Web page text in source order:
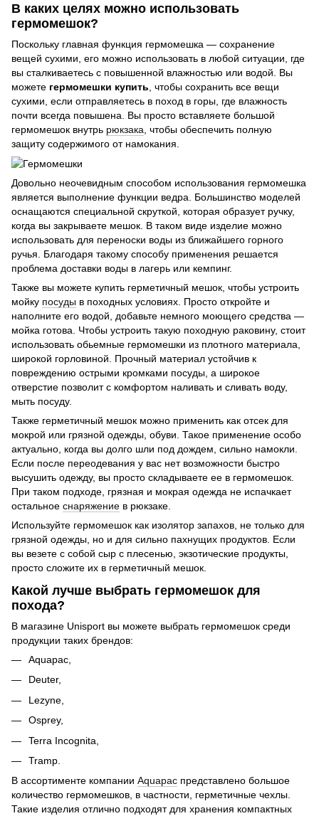
В каких целях можно использовать
гермомешок?
Поскольку главная функция гермомешка — сохранение
вещей сухими, его можно использовать в любой ситуации, где
вы сталкиваетесь с повышенной влажностью или водой. Вы
можете гермомешки купить , чтобы сохранить все вещи
сухими, если отправляетесь в поход в горы, где влажность
почти всегда повышена. Вы просто вставляете большой
гермомешок внутрь рюкзака , чтобы обеспечить полную
защиту содержимого от намокания.
Довольно неочевидным способом использования гермомешка
является выполнение функции ведра. Большинство моделей
оснащаются специальной скруткой, которая образует ручку,
когда вы закрываете мешок. В таком виде изделие можно
использовать для переноски воды из ближайшего горного
ручья. Благодаря такому способу применения решается
проблема доставки воды в лагерь или кемпинг.
Также вы можете купить герметичный мешок, чтобы устроить
мойку посуды в походных условиях. Просто откройте и
наполните его водой, добавьте немного моющего средства —
мойка готова. Чтобы устроить такую походную раковину, стоит
использовать обьемные гермомешки из плотного материала,
широкой горловиной. Прочный материал устойчив к
повреждению острыми кромками посуды, а широкое
отверстие позволит с комфортом наливать и сливать воду,
мыть посуду.
Также герметичный мешок можно применить как отсек для
мокрой или грязной одежды, обуви. Такое применение особо
актуально, когда вы долго шли под дождем, сильно намокли.
Если после переодевания у вас нет возможности быстро
высушить одежду, вы просто складываете ее в гермомешок.
При таком подходе, грязная и мокрая одежда не испачкает
остальное снаряжение в рюкзаке.
Используйте гермомешок как изолятор запахов, не только для
грязной одежды, но и для сильно пахнущих продуктов. Если
вы везете с собой сыр с плесенью, экзотические продукты,
просто сложите их в герметичный мешок.
Какой лучше выбрать гермомешок для
похода?
В магазине Unisport вы можете выбрать гермомешок среди
продукции таких брендов:
Aquapac,
Deuter,
Lezyne,
Osprey,
Terra Incognita,
Tramp.
В ассортименте компании Aquapac представлено большое
количество гермомешков, в частности, герметичные чехлы.
Такие изделия отлично подходят для хранения компактных